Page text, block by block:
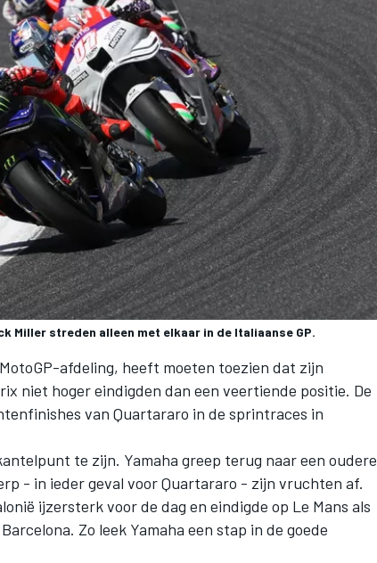
Miller streden alleen met elkaar in de Italiaanse GP.
afdeling, heeft moeten toezien dat zijn
niet hoger eindigden dan een veertiende positie. De
van Quartararo in de sprintraces in
te zijn. Yamaha greep terug naar een oudere
- in ieder geval voor Quartararo - zijn vruchten af.
ijzersterk voor de dag en eindigde op Le Mans als
Zo leek Yamaha een stap in de goede